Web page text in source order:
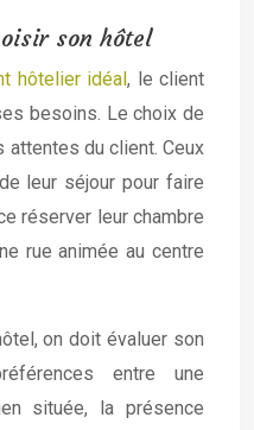
son hôtel
hôtelier idéal, le client
besoins. Le choix de
attentes du client. Ceux
leur séjour pour faire
réserver leur chambre
rue animée au centre
on doit évaluer son
entre une
située, la présence